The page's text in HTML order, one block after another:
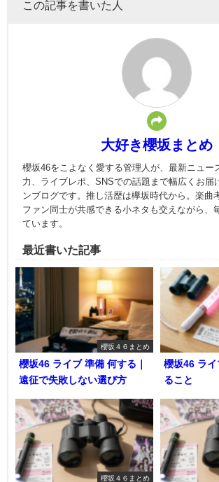
この記事を書いた人
大好き櫻坂まとめ
櫻坂46をこよなく愛する管理人が、最新ニュー
力、ライブレポ、SNSでの話題まで幅広くお届
ンブログです。推し活歴は欅坂時代から。楽曲
ファン同士が共感できる小ネタも交えながら、
ています。
最近書いた記事
櫻坂４６まとめ
櫻坂46 ライブ 準備 何する｜
遠征で失敗しない選び方
櫻坂46 ラ
ること
櫻坂４６まとめ